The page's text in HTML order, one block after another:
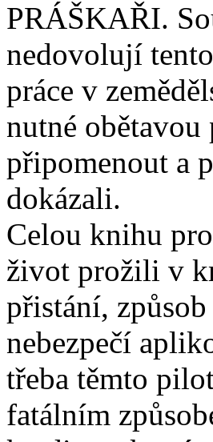
PRÁŠKAŘI.
nedovolují
práce v
nutné
připomenout a
dokázali.
Celou knihu
život prožili v
přistání,
nebezpečí
třeba těmto
fatálním